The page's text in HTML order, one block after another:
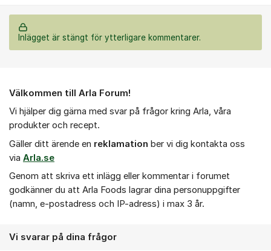
Inlägget är stängt för ytterligare kommentarer.
Välkommen till Arla Forum!
Vi hjälper dig gärna med svar på frågor kring Arla, våra
produkter och recept.
Gäller ditt ärende en reklamation ber vi dig kontakta oss
via Arla.se
Genom att skriva ett inlägg eller kommentar i forumet
godkänner du att Arla Foods lagrar dina personuppgifter
(namn, e-postadress och IP-adress) i max 3 år.
Vi svarar på dina frågor